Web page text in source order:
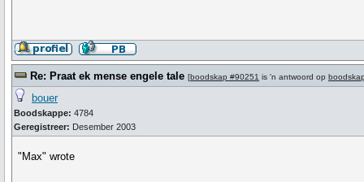
Re: Praat ek mense engele tale [boodskap #90251 is 'n antwoord op
bouer
Boodskappe: 4784
Geregistreer: Desember 2003
"Max" wrote